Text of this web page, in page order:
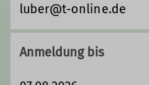
luber@t-online.de
Anmeldung bis